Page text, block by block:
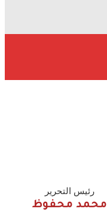
رئيس التحرير
محمد محفوظ